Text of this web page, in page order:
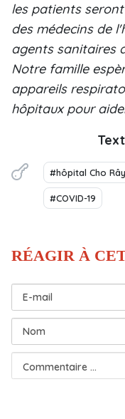
les patients
des médecins de
agents sanitaires
Notre famille
appareils
hôpitaux pour
#hôpital Cho Rây
#COVID-19